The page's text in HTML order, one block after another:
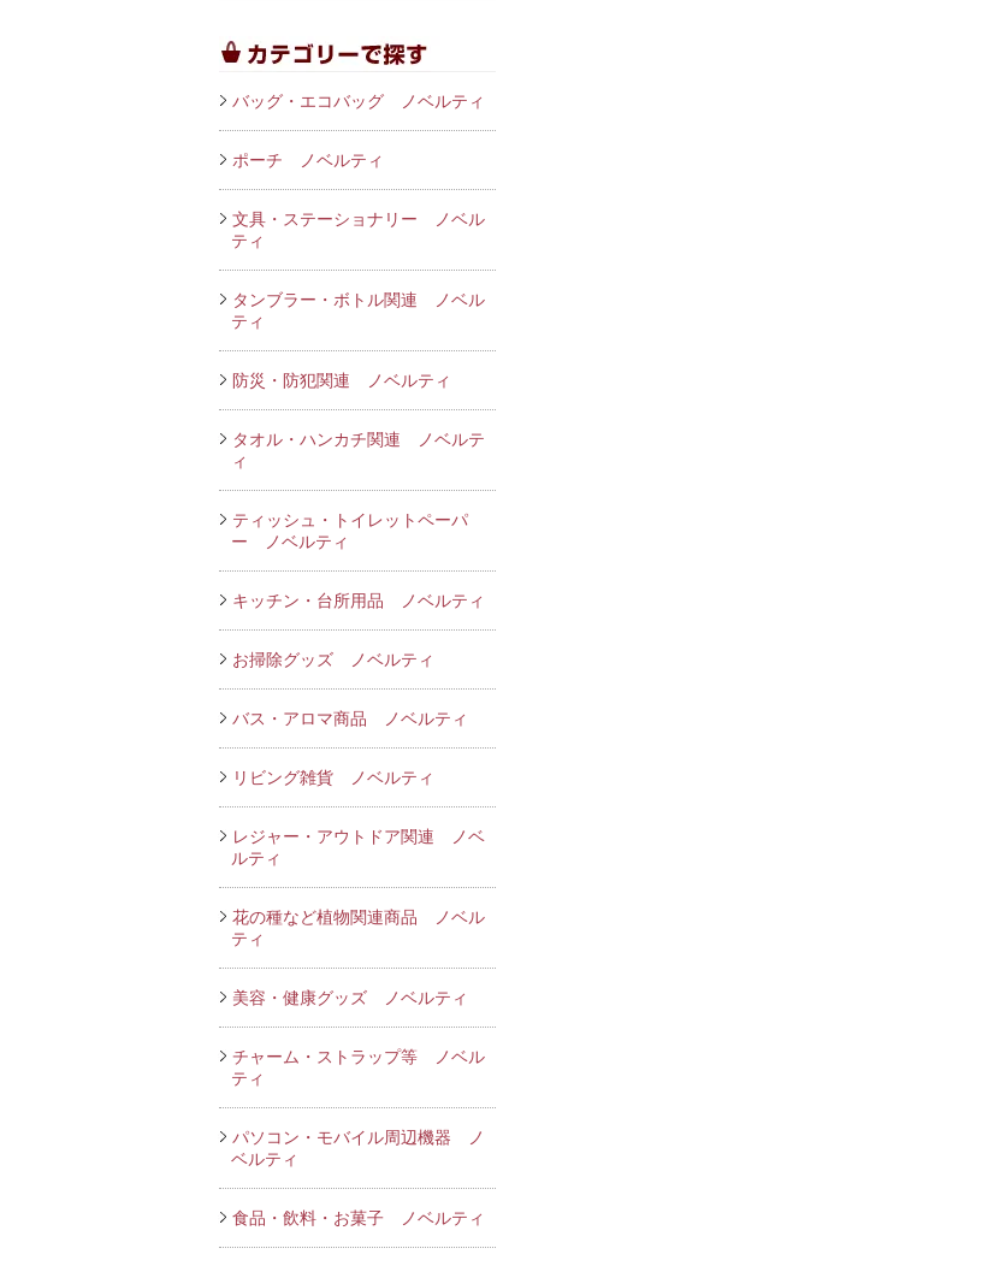
バッグ・エコバッグ ノベルティ
ポーチ ノベルティ
文具・ステーショナリー ノベル
ティ
タンブラー・ボトル関連 ノベル
ティ
防災・防犯関連 ノベルティ
タオル・ハンカチ関連 ノベルテ
ィ
ティッシュ・トイレットペーパ
ー ノベルティ
キッチン・台所用品 ノベルティ
お掃除グッズ ノベルティ
バス・アロマ商品 ノベルティ
リビング雑貨 ノベルティ
レジャー・アウトドア関連 ノベ
ルティ
花の種など植物関連商品 ノベル
ティ
美容・健康グッズ ノベルティ
チャーム・ストラップ等 ノベル
ティ
パソコン・モバイル周辺機器 ノ
ベルティ
食品・飲料・お菓子 ノベルティ